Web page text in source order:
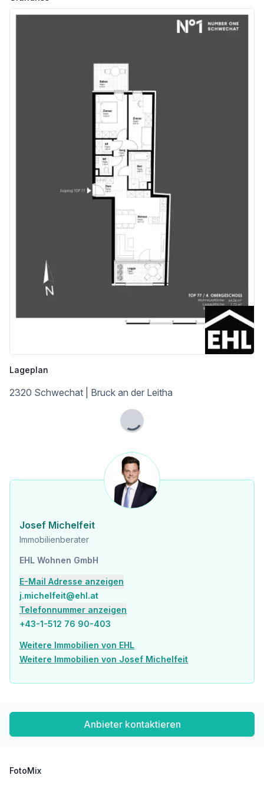
Arzt <500m
Apotheke <250m
Höhere Schule <7.750m
Einkaufszentrum <500m
Bus <250m
U-Bahn <5.250m
Lageplan
2320 Schwechat | Bruck an der Leitha
Lade...
Josef Michelfeit
Immobilienberater
EHL Wohnen GmbH
E-Mail Adresse anzeigen
j.michelfeit@ehl.at
Telefonnummer anzeigen
+43-1-512 76 90-403
Weitere Immobilien von EHL
Weitere Immobilien von Josef Michelfeit
Anbieter kontaktieren
FotoMix